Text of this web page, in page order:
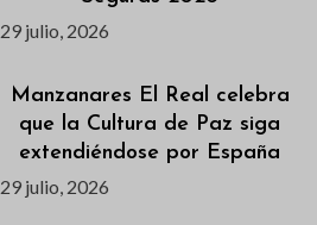
29 julio, 2026
Manzanares El Real celebra
que la Cultura de Paz siga
extendiéndose por España
29 julio, 2026